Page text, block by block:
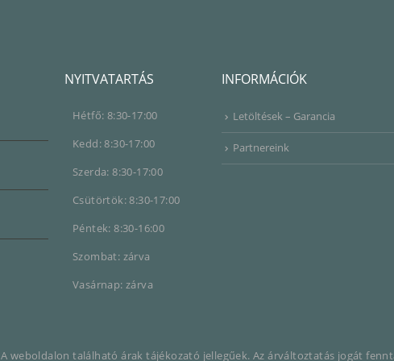
NYITVATARTÁS
Hétfő: 8:30-17:00
Kedd: 8:30-17:00
Szerda: 8:30-17:00
Csütörtök: 8:30-17:00
Péntek: 8:30-16:00
Szombat: zárva
Vasárnap: zárva
INFORMÁCIÓK
Letöltések – Garancia
Partnereink
A weboldalon található árak tájékozató jellegűek. Az árváltoztatás jogát